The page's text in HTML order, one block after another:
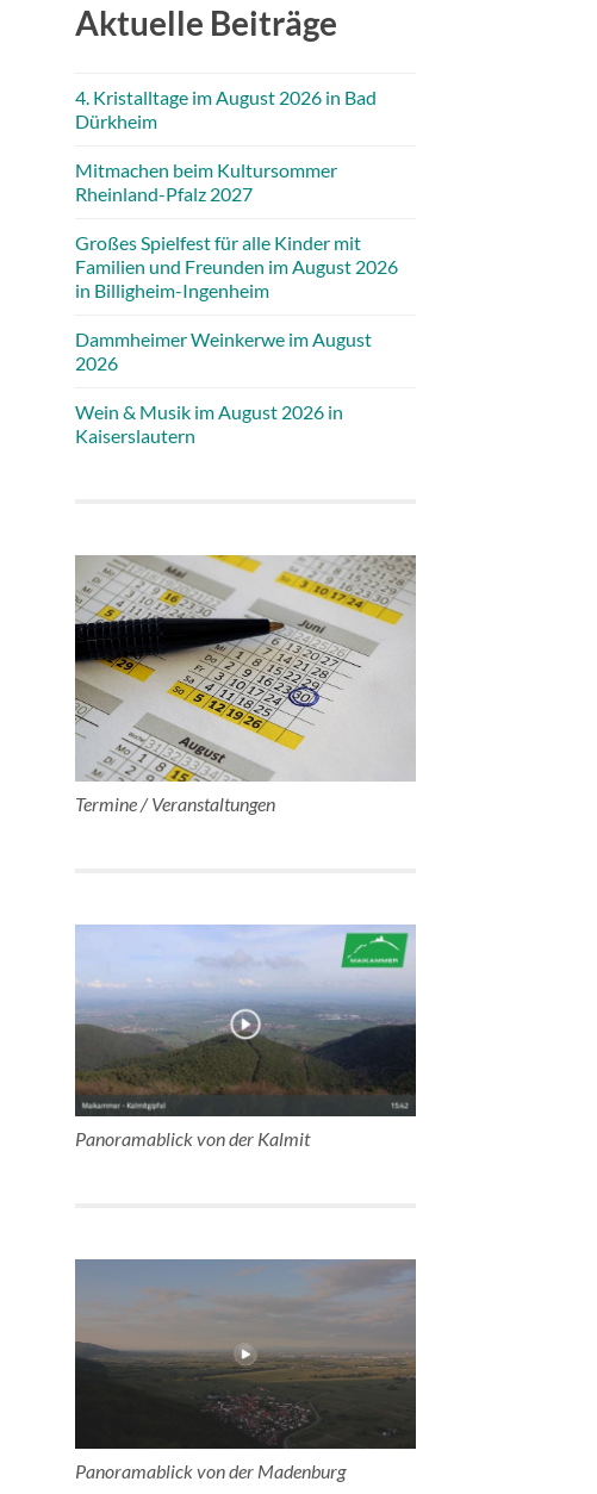
Aktuelle Beiträge
4. Kristalltage im August 2026 in Bad
Dürkheim
Mitmachen beim Kultursommer
Rheinland-Pfalz 2027
Großes Spielfest für alle Kinder mit
Familien und Freunden im August 2026
in Billigheim-Ingenheim
Dammheimer Weinkerwe im August
2026
Wein & Musik im August 2026 in
Kaiserslautern
Termine / Veranstaltungen
Panoramablick von der Kalmit
Panoramablick von der Madenburg